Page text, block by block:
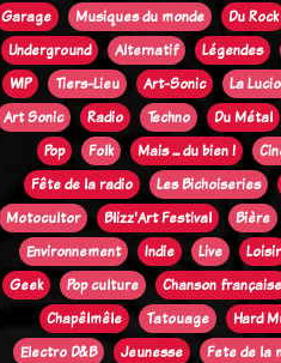
Garage
Musiques du monde Du Rock
Underground
Alternatif Légendes
WIP
Tiers-Lieu Art-Sonic La
Art Sonic
Radio Techno Du Métal
Pop
Folk Mais ... du bien !
Fête de la radio
Les Bichoiseries
Motocultor
Blizz'Art Festival Bière
Environnement
Indie Live Loisir
Geek
Pop culture Chanson française
Chapêlmêle
Tatouage
Hard
Electro D&B
Jeunesse
Fete de la